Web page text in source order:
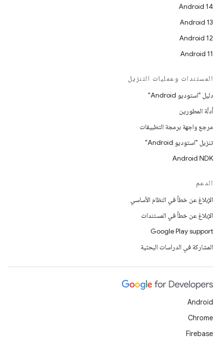
Android 14
Android 13
Android 12
Android 11
المستندات وعمليات التنزيل
دليل "استوديو Android"
أدلّة المطورين
مرجع واجهة برمجة التطبيقات
تنزيل "استوديو Android"
Android NDK
الدعم
الإبلاغ عن خطأ في النظام الأساسي
الإبلاغ عن خطأ في المستندات
Google Play support
المشاركة في الدراسات البحثية
Android
Chrome
Firebase